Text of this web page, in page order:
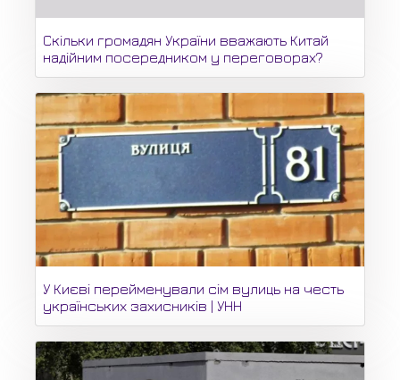
Скільки громадян України вважають Китай
надійним посередником у переговорах?
У Києві перейменували сім вулиць на честь
українських захисників | УНН